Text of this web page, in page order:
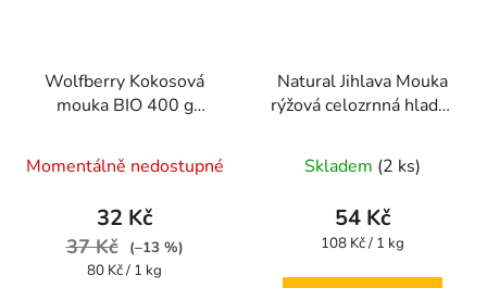
Wolfberry Kokosová
mouka BIO 400 g
mouka Bio 400 g
Momentálně nedostupné
32 Kč
37 Kč
(–13 %)
Měrná
80 Kč / 1 kg
Natural Jihlava Mouka
rýžová celozrnná hladká
Skladem (2 ks)
54 Kč
Měrná
108 Kč / 1 kg